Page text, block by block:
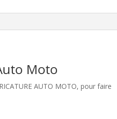
Moto
AUTO MOTO, pour faire